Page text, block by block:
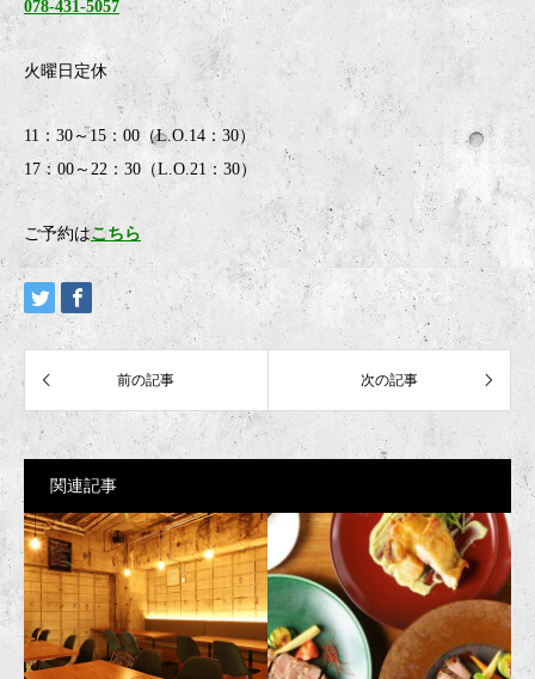
078-431-5057
火曜日定休
11：30～15：00（L.O.14：30）
17：00～22：30（L.O.21：30）
ご予約はこちら
関連記事